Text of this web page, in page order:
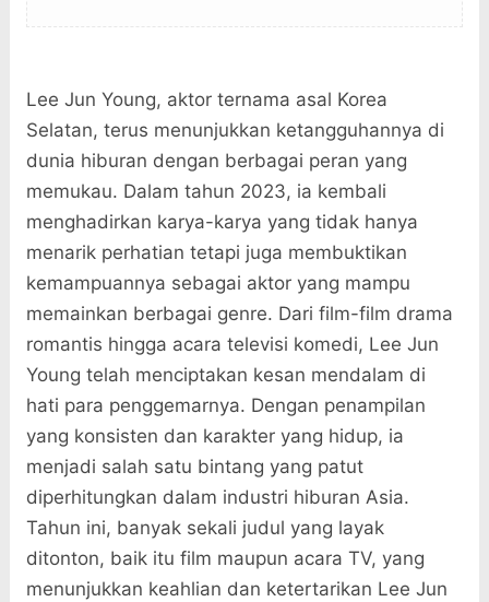
Lee Jun Young, aktor ternama asal Korea
Selatan, terus menunjukkan ketangguhannya di
dunia hiburan dengan berbagai peran yang
memukau. Dalam tahun 2023, ia kembali
menghadirkan karya-karya yang tidak hanya
menarik perhatian tetapi juga membuktikan
kemampuannya sebagai aktor yang mampu
memainkan berbagai genre. Dari film-film drama
romantis hingga acara televisi komedi, Lee Jun
Young telah menciptakan kesan mendalam di
hati para penggemarnya. Dengan penampilan
yang konsisten dan karakter yang hidup, ia
menjadi salah satu bintang yang patut
diperhitungkan dalam industri hiburan Asia.
Tahun ini, banyak sekali judul yang layak
ditonton, baik itu film maupun acara TV, yang
menunjukkan keahlian dan ketertarikan Lee Jun